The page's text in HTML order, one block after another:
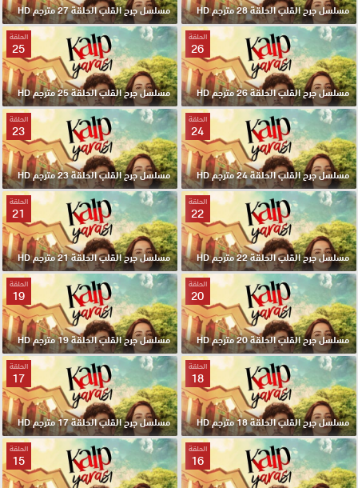
مسلسل جرح القلب الحلقة 28 مترجم HD مسلسل جرح القلب الحلقة 27 مترجم HD
الحلقة
26
مسلسل جرح القلب الحلقة 26 مترجم HD
الحلقة
25
مسلسل جرح القلب الحلقة 25 مترجم HD
الحلقة
24
مسلسل جرح القلب الحلقة 24 مترجم HD
الحلقة
23
مسلسل جرح القلب الحلقة 23 مترجم HD
الحلقة
22
مسلسل جرح القلب الحلقة 22 مترجم HD
الحلقة
21
مسلسل جرح القلب الحلقة 21 مترجم HD
الحلقة
20
مسلسل جرح القلب الحلقة 20 مترجم HD
الحلقة
19
مسلسل جرح القلب الحلقة 19 مترجم HD
الحلقة
18
مسلسل جرح القلب الحلقة 18 مترجم HD
الحلقة
17
مسلسل جرح القلب الحلقة 17 مترجم HD
الحلقة
16
الحلقة
15